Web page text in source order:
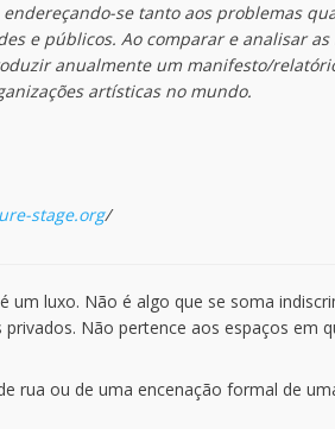
se tanto aos problemas
e públicos. Ao comparar e analisar
anualmente um manifesto/
artísticas no mundo.
stage.org/
um luxo. Não é algo que se soma
Não pertence aos espaços em
rua ou de uma encenação formal de